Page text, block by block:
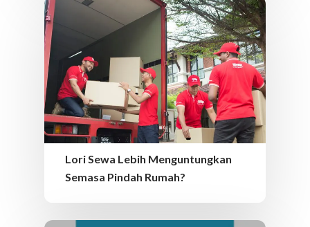
Lori Sewa Lebih Menguntungkan
Semasa Pindah Rumah?
MY – BM